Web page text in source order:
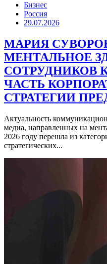
Бизнес
Россия
29.07.2026
МАРИЯ
МЕНТАЛЬНОЕ
СОТРУДНИКОВ
ЧАСТЬ
СТРАТЕГИИ
Актуальность
медиа, направленных на
2026 году перешла из
стратегических...